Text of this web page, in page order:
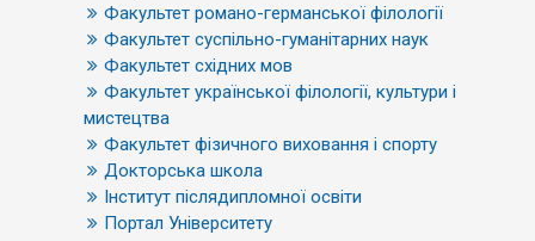
Факультет романо-германської філології
Факультет суспільно-гуманітарних наук
Факультет східних мов
Факультет української філології, культури і
мистецтва
Факультет фізичного виховання і спорту
Докторська школа
Інститут післядипломної освіти
Портал Університету